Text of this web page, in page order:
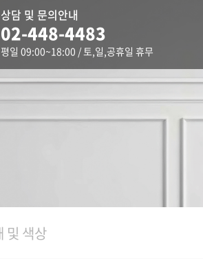
상담 및 문의안내
02-448-4483
평일 09:00~18:00 / 토,일,공휴일 휴무
및 색상